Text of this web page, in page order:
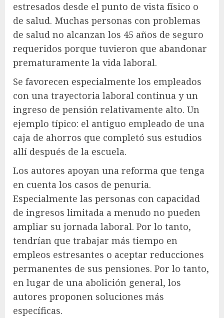
estresados ​​desde el punto de vista físico o
de salud. Muchas personas con problemas
de salud no alcanzan los 45 años de seguro
requeridos porque tuvieron que abandonar
prematuramente la vida laboral.
Se favorecen especialmente los empleados
con una trayectoria laboral continua y un
ingreso de pensión relativamente alto. Un
ejemplo típico: el antiguo empleado de una
caja de ahorros que completó sus estudios
allí después de la escuela.
Los autores apoyan una reforma que tenga
en cuenta los casos de penuria.
Especialmente las personas con capacidad
de ingresos limitada a menudo no pueden
ampliar su jornada laboral. Por lo tanto,
tendrían que trabajar más tiempo en
empleos estresantes o aceptar reducciones
permanentes de sus pensiones. Por lo tanto,
en lugar de una abolición general, los
autores proponen soluciones más
específicas.